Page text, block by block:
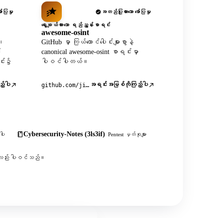
ာ်ပြမှု
း၌
ပါ
အတည်ပြုထားသော ဖော်ပြမှု
ရွေးချယ်ထားသော ရည်ညွှန်းစာရင်း
awesome-osint
GitHub မှာ ကြယ်ထောင်ပေါင်းများစွာနဲ့
canonical awesome-osint စာရင်းမှာ
ပါဝင်ပါတယ်။
github.com/jivoi/awesome-osint အရင်းအမြစ်ကိုကြည့်ပါ
း Cybersecurity-Notes (3ls3if) Pentest မှတ်စုများ
လည်း ပါဝင်သည်။